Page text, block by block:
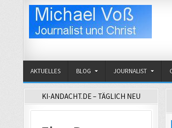
AKTUELLES BLOG JOURNALIST
KI-ANDACHT.DE – TÄGLICH NEU